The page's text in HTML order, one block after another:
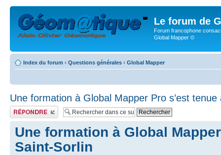
Le forum de
Forum francophone
Global Mapper ©
Index du forum ‹ Questions générales ‹ Global Mapper
Une formation à Global Mapper Pro s’est tenue
Publier une réponse
Une formation à Global
Saint-Sorlin